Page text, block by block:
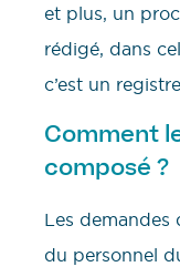
et plus, un
rédigé, dans
c’est un
Comment
composé ?
Les demandes
du personnel